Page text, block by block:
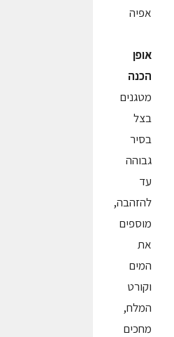
אפיה
אופן
הכנה
מטגנים
בצל
בסיר
גבוהה
עד
להזהבה,
מוספים
את
המים
וקורט
המלח,
מחכים